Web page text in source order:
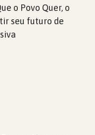
o Povo Quer, o
seu futuro de